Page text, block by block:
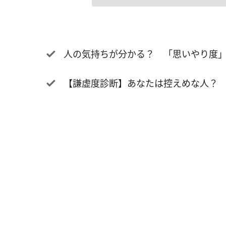
人の気持ちが分かる？ 「思いやり度
【謙虚度診断】あなたは控えめな人？